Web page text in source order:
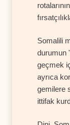
Somalili
durumun
geçmek
ayrıca
gemilere
ittifak